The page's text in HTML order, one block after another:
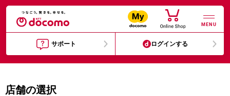
MENU
サポート ログインする
店舗の選択